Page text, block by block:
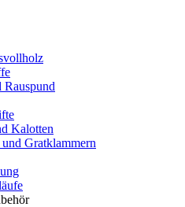
Rauspund
Kalotten
Gratklammern